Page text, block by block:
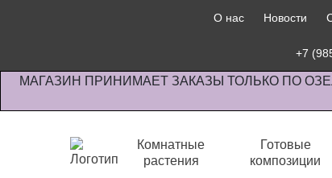
О нас Новости
+7
МАГАЗИН ПРИНИМАЕТ ЗАКАЗЫ ТОЛЬКО ПО
Комнатные
растения
Готовые
композиции